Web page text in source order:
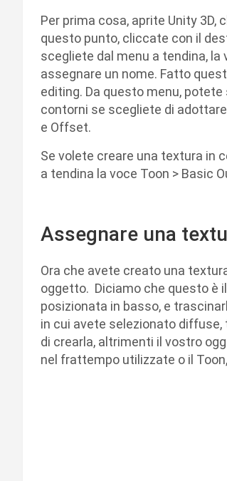
Per prima cosa, aprite Unity
questo punto, cliccate con il
scegliete dal menu a tendina, la
assegnare un nome. Fatto
editing. Da questo menu, potete
contorni se scegliete di
e Offset.
Se volete creare una textura in
a tendina la voce Toon > Basic
Assegnare una
Ora che avete creato una
oggetto. Diciamo che questo è
posizionata in basso, e
in cui avete selezionato
di crearla, altrimenti il vostro
nel frattempo utilizzate o il